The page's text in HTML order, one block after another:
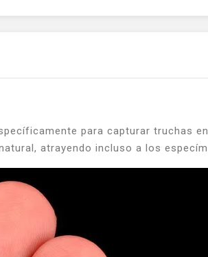
para capturar truchas
atrayendo incluso a los